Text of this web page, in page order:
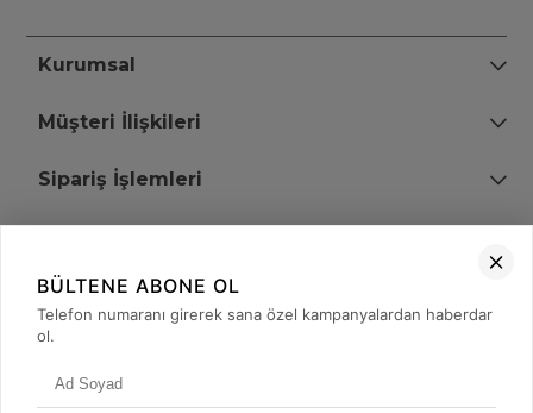
Kurumsal
Müşteri İlişkileri
Sipariş İşlemleri
+90 (850) 473 08 08
BÜLTENE ABONE OL
Telefon numaranı girerek sana özel kampanyalardan haberdar
ol.